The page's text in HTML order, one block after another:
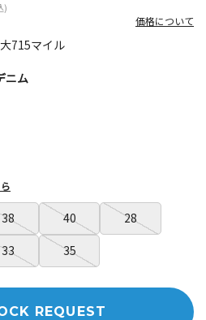
715マイル
)
価格について
ニム
38 40
28
33 35
REQUEST